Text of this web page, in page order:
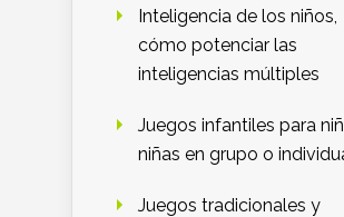
Inteligencia de los niños,
cómo potenciar las
inteligencias múltiples
Juegos infantiles para
niñas en grupo o
Juegos tradicionales y